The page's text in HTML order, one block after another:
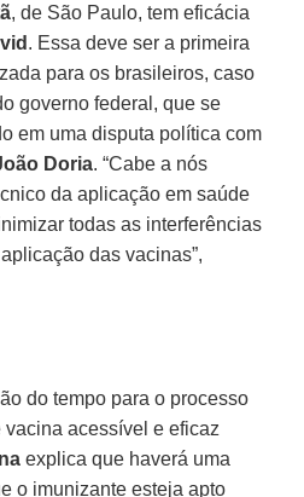
, de São Paulo, tem eficácia
. Essa deve ser a primeira
para os brasileiros, caso
governo federal, que se
em uma disputa política com
Doria. “Cabe a nós
da aplicação em saúde
todas as interferências
das vacinas”,
do tempo para o processo
acessível e eficaz
explica que haverá uma
o imunizante esteja apto